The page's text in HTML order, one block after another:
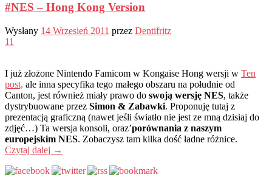
#NES – Hong Kong Version
Wysłany 14 Wrzesień 2011 przez Dentifritz
11
I już złożone Nintendo Famicom w Kongaise Hong wersji w Ten
post, ale inna specyfika tego małego obszaru na południe od
Canton, jest również miały prawo do swoją wersję NES, także
dystrybuowane przez Simon & Zabawki. Proponuję tutaj z
prezentacją graficzną (nawet jeśli światło nie jest ze mną dzisiaj do
zdjęć…) Ta wersja konsoli, oraz’porównania z naszym
europejskim NES. Zobaczysz tam kilka dość ładne różnice.
Czytaj dalej →